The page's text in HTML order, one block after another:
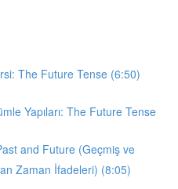
The Future Tense (6:50)
Yapıları: The Future Tense
and Future (Geçmiş ve
Zaman İfadeleri) (8:05)